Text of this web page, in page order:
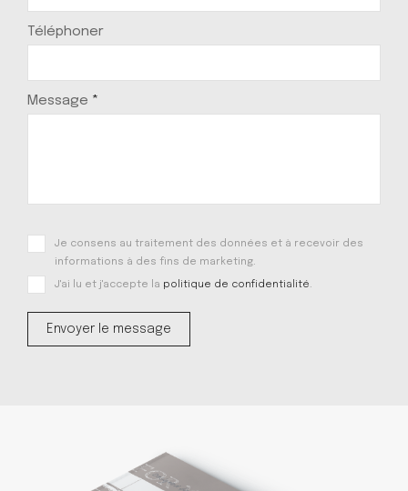
Téléphoner
Message *
Je consens au traitement des données et à recevoir des
informations à des fins de marketing.
J'ai lu et j'accepte la politique de confidentialité.